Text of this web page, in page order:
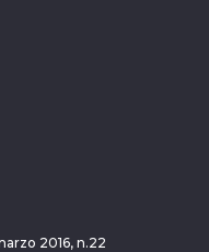
2016, n.22